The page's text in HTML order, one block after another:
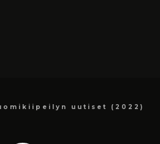
uutiset (2022)